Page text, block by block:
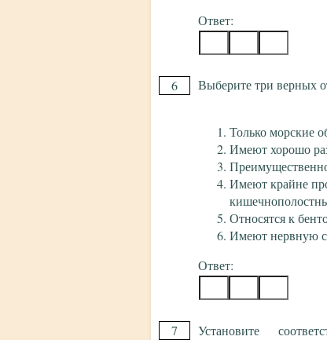
Ответ:
6 Выберите три верных
Только морские
Имеют хорошо
Имеют крайне
Относятся к
Имеют нервную
Ответ:
7
Установите